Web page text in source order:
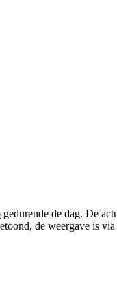
gedurende de dag. De
de weergave is via